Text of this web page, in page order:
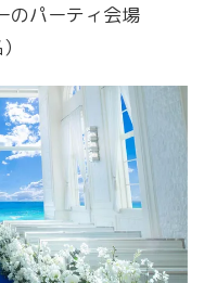
のパーティ会場